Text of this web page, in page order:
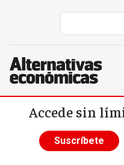
Pasar al contenido principal
Accede sin
Suscríbete